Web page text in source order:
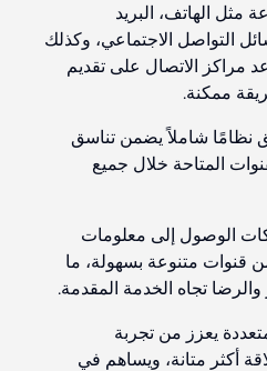
مثل الهاتف، البريد
التواصل الاجتماعي، وكذلك
مراكز الاتصال على تقديم
ممكنة.
نظامًا شاملاً يضمن تناسق
المتاحة خلال جميع
الوصول إلى معلومات
قنوات متنوعة بسهولة، ما
تجاه الخدمة المقدمة.
يعزز من تجربة
أكثر متانة، ويساهم في